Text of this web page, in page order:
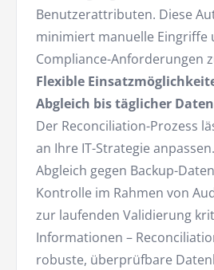
Benutzerattributen. Diese
minimiert manuelle
Compliance-Anforderungen
Flexible
Abgleich bis täglicher
Der Reconciliation-Prozess
an Ihre IT-Strategie
Abgleich gegen Backup-
Kontrolle im Rahmen von
zur laufenden Validierung
Informationen –
robuste, überprüfbare